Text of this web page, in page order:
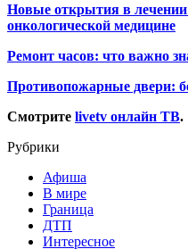
Новые открытия в
онкологической медицине
Ремонт часов: что важно
Противопожарные двери:
Смотрите livetv онлайн ТВ.
Рубрики
Афиша
В мире
Граница
ДТП
Интересное